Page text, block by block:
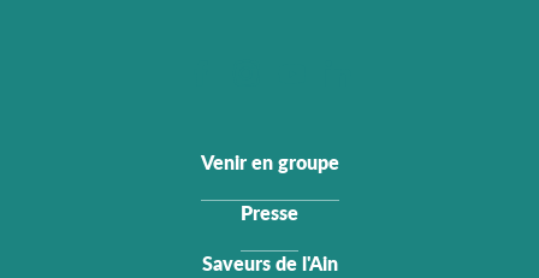
Venir en groupe
Presse
Saveurs de l'Ain